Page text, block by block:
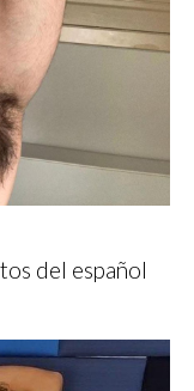
del español